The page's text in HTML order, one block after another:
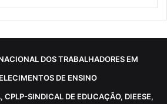
DOS TRABALHADORES EM
DE ENSINO
SINDICAL DE EDUCAÇÃO, DIEESE,